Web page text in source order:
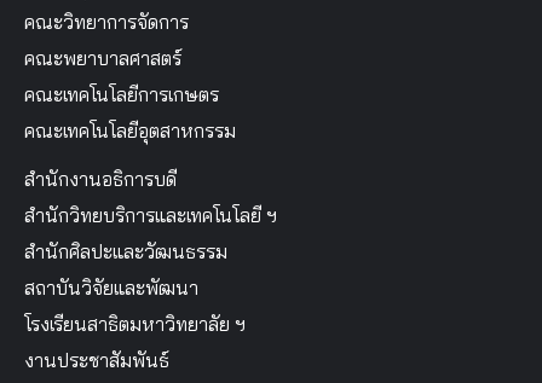
คณะวิทยาการจัดการ
คณะพยาบาลศาสตร์
คณะเทคโนโลยีการเกษตร
คณะเทคโนโลยีอุตสาหกรรม
สำนักงานอธิการบดี
สำนักวิทยบริการและเทคโนโลยี ฯ
สำนักศิลปะและวัฒนธรรม
สถาบันวิจัยและพัฒนา
โรงเรียนสาธิตมหาวิทยาลัย ฯ
งานประชาสัมพันธ์